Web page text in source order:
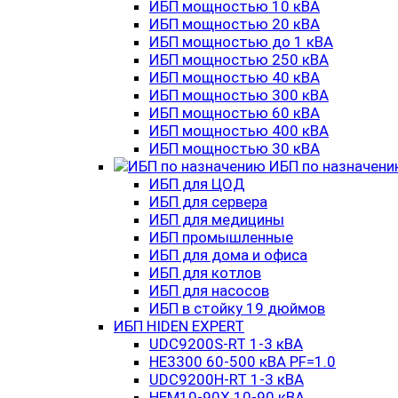
ИБП мощностью 10 кВА
ИБП мощностью 20 кВА
ИБП мощностью до 1 кВА
ИБП мощностью 250 кВА
ИБП мощностью 40 кВА
ИБП мощностью 300 кВА
ИБП мощностью 60 кВА
ИБП мощностью 400 кВА
ИБП мощностью 30 кВА
ИБП по
ИБП для ЦОД
ИБП для сервера
ИБП для медицины
ИБП промышленные
ИБП для дома и офиса
ИБП для котлов
ИБП для насосов
ИБП в стойку 19 дюймов
ИБП HIDEN EXPERT
UDC9200S-RT 1-3 кВА
HE3300 60-500 кВА PF=1.0
UDC9200H-RT 1-3 кВА